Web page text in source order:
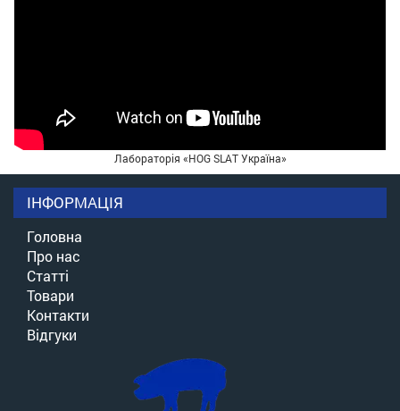
Лабораторія «HOG SLAT Україна»
ІНФОРМАЦІЯ
Головна
Про нас
Статті
Товари
Контакти
Відгуки